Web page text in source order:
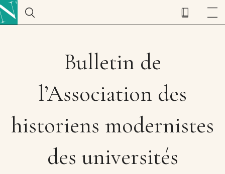
Bulletin de
l’Association des
historiens modernistes
des universités